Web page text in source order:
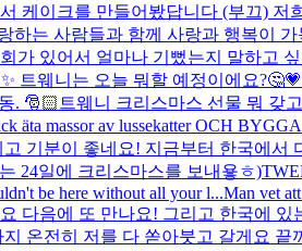
케이크를 만들어봤답니다 (부끄)
하는 사람들과 함께 사랑과 행복이
있어서 얼마나 기뻤는지 말하고
트웨니는 오늘 뭐할 예정이에요
. 🎅🏻 트웨니 크리스마스 선물 뭐 갖
äta massor av lussekatter OCH
기분이 좋네요! 지금부터 한국에서
24일에 크리스마스를 보내욯ㅎ)
be here without all your l...Man vet
다음에 또 만나요! 그리고 한국에
온전히 저를 다 쏟아붓고 갈게요 끝